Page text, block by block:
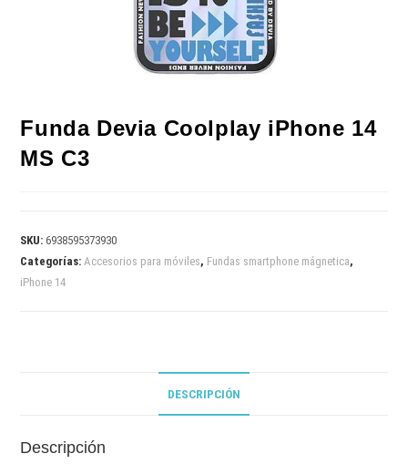
Funda Devia Coolplay iPhone 14
MS C3
SKU:6938595373930
Categorías:Accesorios para móviles, Fundas smartphone mágnetica,
iPhone 14
DESCRIPCIÓN
Descripción